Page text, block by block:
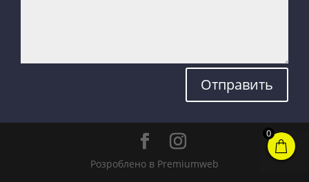
Отправить
Розроблено в Premiumweb
0